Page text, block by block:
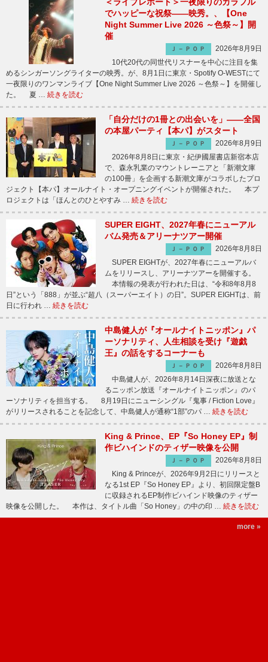
でハッピーな祝祭――映秀。、【One
Night Summer Live 2026 ～色祭～】開
催
Ｊ－ＰＯＰ
2026年8月9日
10代20代の同世代リスナーを中心に注目を集
めるシンガーソングライターの映秀。が、8月1日に東京・Spotify O-WESTにて
一夜限りのワンマンライブ【One Night Summer Live 2026 ～色祭～】を開催し
た。 夏 … 続きを読む
「自分だけの1冊との出会いを」――全国
の本屋パーティ【本パ】がスタート
Ｊ－ＰＯＰ
2026年8月9日
2026年8月8日に東京・紀伊國屋書店新宿本店
で、森永乳業のマウントレーニアと「新潮文庫
の100冊」を企画する新潮文庫がコラボしたプロ
ジェクト【本パ】オールナイト・オープニングイベントが開催された。 本プ
ロジェクトは「ほんとのひとやすみ … 続きを読む
SUPER EIGHT、2027年春にニューアル
バム発売＆アリーナツアー開催
Ｊ－ＰＯＰ
2026年8月8日
SUPER EIGHTが、2027年春にニューアルバ
ムをリリースし、アリーナツアーを開催する。
本情報の発表が行われた日は、“令和8年8月8
日”という「888」が並ぶ“超八（スーパーエイト）の日”。SUPER EIGHTは、前
日に行われ … 続きを読む
中島健人が『オールナイトニッポン』パ
ーソナリティ、人生相談を受け『遊戯
王』の話をするコーナーも
Ｊ－ＰＯＰ
2026年8月8日
中島健人が、2026年8月14日深夜に放送とな
るニッポン放送『オールナイトニッポン』のパ
ーソナリティを担当する。 8月19日にニューシングル『鬼事 / Fiction Love』
がリリースされることを記念して、中島健人が通称“1部”のパ … 続きを読む
King & Prince、EP『So Honey EP』制
作ビハインドのティザー映像を公開
Ｊ－ＰＯＰ
2026年8月8日
King & Princeが、2026年9月2日にリリースと
なる1st EP『So Honey EP』より、初回限定盤B
に収録されるEP制作ビハインド映像のティザー
映像を公開した。 本作は、タイトル曲「So Honey」の中の印 … 続きを読む
more »